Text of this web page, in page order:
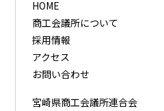
HOME
商工会議所について
採用情報
アクセス
お問い合わせ
宮崎県商工会議所連合会